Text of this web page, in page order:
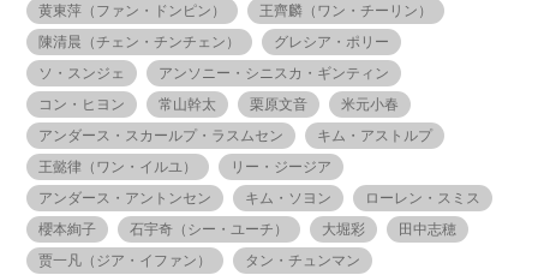
黄東萍（ファン・ドンピン）
王齊麟（ワン・チーリン）
陳清晨（チェン・チンチェン）
グレシア・ポリー
ソ・スンジェ
アンソニー・シニスカ・ギンティン
コン・ヒヨン
常山幹太 栗原文音
米元小春
アンダース・スカールプ・ラスムセン
キム・アストルプ
王懿律（ワン・イルユ）
リー・ジージア
アンダース・アントンセン
キム・ソヨン
ローレン・スミス
櫻本絢子
石宇奇（シー・ユーチ） 大堀彩
田中志穂
贾一凡（ジア・イファン）
タン・チュンマン